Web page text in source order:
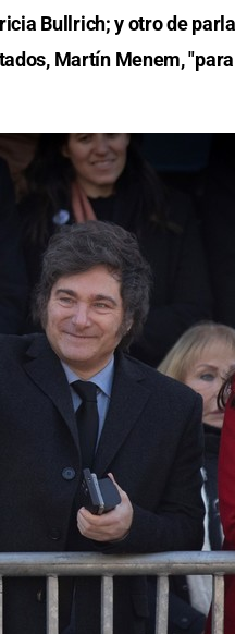
Bullrich; y otro de
Martín Menem,